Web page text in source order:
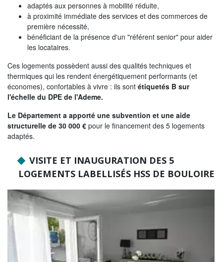
Magazine La Sarthe
Contacter le Département
Solidarité, autonomie et santé
Emploi, insertion et logement
agriculture, développement durable et
transition énergétique
Sarthe
Infrastructures routières, mobilités et
Jeunesse, éducation, citoyenneté et
enseignement supérieur
Culture, sport, tourisme et patrimoine
adaptés aux personnes à mobilité réduite,
à proximité immédiate des services et des commerces de
première nécessité,
bénéficiant de la présence d'un "référent senior" pour aider
les locataires.
Ces logements possèdent aussi des qualités techniques et
thermiques qui les rendent énergétiquement performants (et
économes), confortables à vivre : ils sont étiquetés B sur
l'échelle du DPE de l'Ademe.
Le Département a apporté une subvention et une aide
structurelle de 30 000 € pour le financement des 5 logements
adaptés.
VISITE ET INAUGURATION DES 5
LOGEMENTS LABELLISÉS HSS DE BOULOIRE